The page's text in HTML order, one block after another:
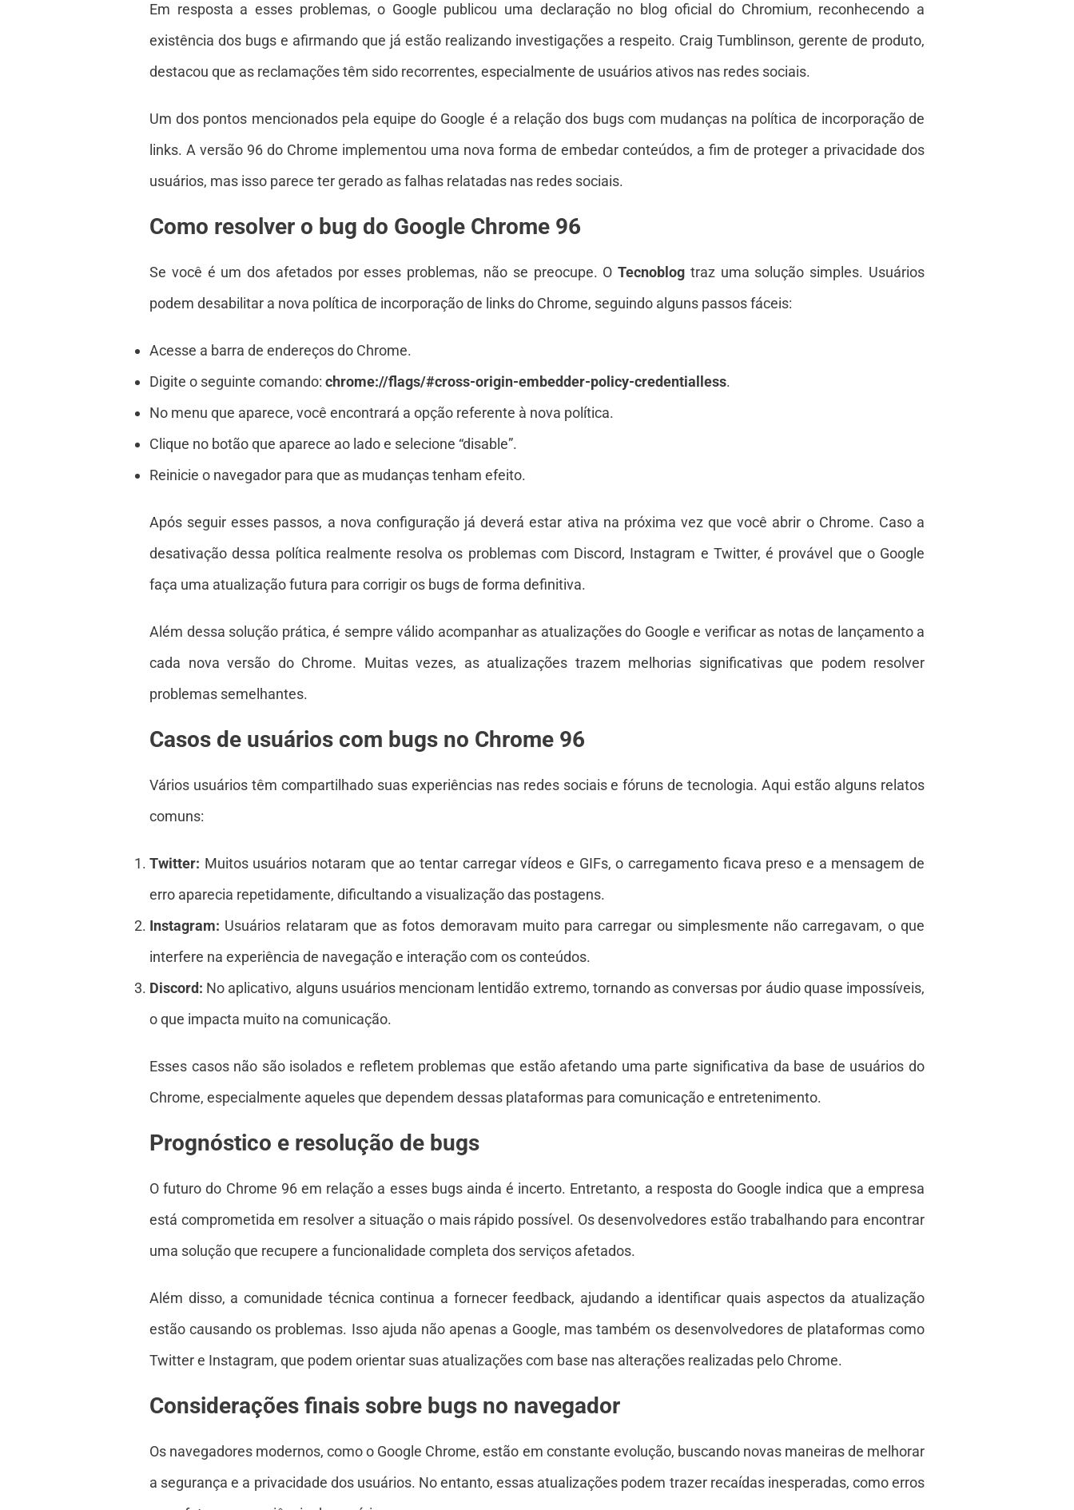
Em resposta a esses problemas, o Google publicou uma declaração no blog oficial do Chromium, reconhecendo a
existência dos bugs e afirmando que já estão realizando investigações a respeito. Craig Tumblinson, gerente de produto,
destacou que as reclamações têm sido recorrentes, especialmente de usuários ativos nas redes sociais.
Um dos pontos mencionados pela equipe do Google é a relação dos bugs com mudanças na política de incorporação de
links. A versão 96 do Chrome implementou uma nova forma de embedar conteúdos, a fim de proteger a privacidade dos
usuários, mas isso parece ter gerado as falhas relatadas nas redes sociais.
Como resolver o bug do Google Chrome 96
Se você é um dos afetados por esses problemas, não se preocupe. OTecnoblog traz uma solução simples. Usuários
podem desabilitar a nova política de incorporação de links do Chrome, seguindo alguns passos fáceis:
Acesse a barra de endereços do Chrome.
Digite o seguinte comando: chrome://flags/#cross-origin-embedder-policy-credentialless.
No menu que aparece, você encontrará a opção referente à nova política.
Clique no botão que aparece ao lado e selecione “disable”.
Reinicie o navegador para que as mudanças tenham efeito.
Após seguir esses passos, a nova configuração já deverá estar ativa na próxima vez que você abrir o Chrome. Caso a
desativação dessa política realmente resolva os problemas com Discord, Instagram e Twitter, é provável que o Google
faça uma atualização futura para corrigir os bugs de forma definitiva.
Além dessa solução prática, é sempre válido acompanhar as atualizações do Google e verificar as notas de lançamento a
cada nova versão do Chrome. Muitas vezes, as atualizações trazem melhorias significativas que podem resolver
problemas semelhantes.
Casos de usuários com bugs no Chrome 96
Vários usuários têm compartilhado suas experiências nas redes sociais e fóruns de tecnologia. Aqui estão alguns relatos
comuns:
Twitter: Muitos usuários notaram que ao tentar carregar vídeos e GIFs, o carregamento ficava preso e a mensagem de
erro aparecia repetidamente, dificultando a visualização das postagens.
Instagram: Usuários relataram que as fotos demoravam muito para carregar ou simplesmente não carregavam, o que
interfere na experiência de navegação e interação com os conteúdos.
Discord: No aplicativo, alguns usuários mencionam lentidão extremo, tornando as conversas por áudio quase impossíveis,
o que impacta muito na comunicação.
Esses casos não são isolados e refletem problemas que estão afetando uma parte significativa da base de usuários do
Chrome, especialmente aqueles que dependem dessas plataformas para comunicação e entretenimento.
Prognóstico e resolução de bugs
O futuro do Chrome 96 em relação a esses bugs ainda é incerto. Entretanto, a resposta do Google indica que a empresa
está comprometida em resolver a situação o mais rápido possível. Os desenvolvedores estão trabalhando para encontrar
uma solução que recupere a funcionalidade completa dos serviços afetados.
Além disso, a comunidade técnica continua a fornecer feedback, ajudando a identificar quais aspectos da atualização
estão causando os problemas. Isso ajuda não apenas a Google, mas também os desenvolvedores de plataformas como
Twitter e Instagram, que podem orientar suas atualizações com base nas alterações realizadas pelo Chrome.
Considerações finais sobre bugs no navegador
Os navegadores modernos, como o Google Chrome, estão em constante evolução, buscando novas maneiras de melhorar
a segurança e a privacidade dos usuários. No entanto, essas atualizações podem trazer recaídas inesperadas, como erros